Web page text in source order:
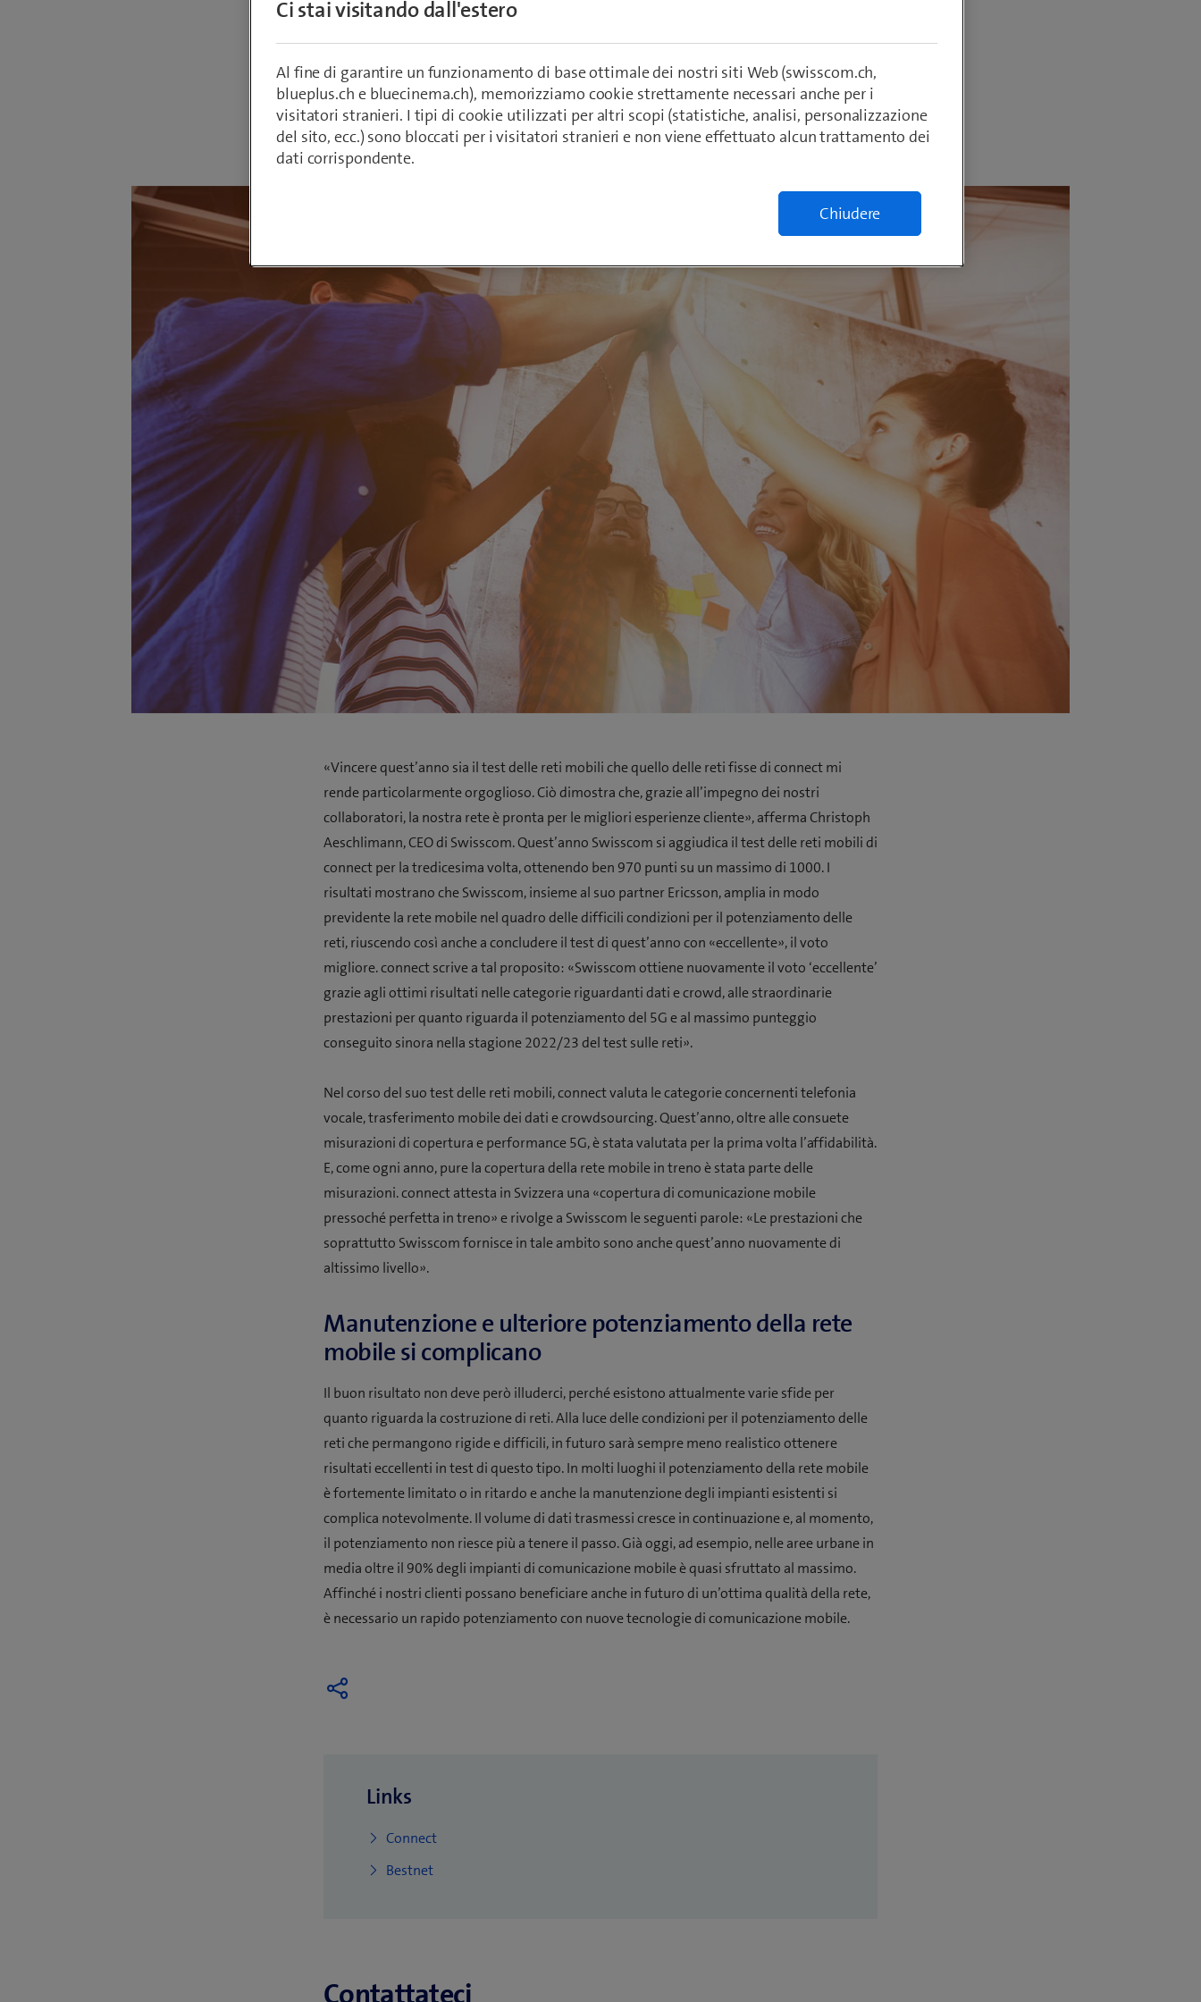
1000 e ottiene così il risultato migliore nel confronto svizzero
e in quello internazionale con la Germania e l’Austria.
Da Armin Schädeli
29 novembre 2022
«Vincere quest’anno sia il test delle reti mobili che quello delle reti fisse di connect mi
rende particolarmente orgoglioso. Ciò dimostra che, grazie all’impegno dei nostri
collaboratori, la nostra rete è pronta per le migliori esperienze cliente», afferma Christoph
Aeschlimann, CEO di Swisscom. Quest’anno Swisscom si aggiudica il test delle reti mobili di
connect per la tredicesima volta, ottenendo ben 970 punti su un massimo di 1000. I
risultati mostrano che Swisscom, insieme al suo partner Ericsson, amplia in modo
previdente la rete mobile nel quadro delle difficili condizioni per il potenziamento delle
reti, riuscendo così anche a concludere il test di quest’anno con «eccellente», il voto
migliore. connect scrive a tal proposito: «Swisscom ottiene nuovamente il voto ‘eccellente’
grazie agli ottimi risultati nelle categorie riguardanti dati e crowd, alle straordinarie
prestazioni per quanto riguarda il potenziamento del 5G e al massimo punteggio
conseguito sinora nella stagione 2022/23 del test sulle reti».
Nel corso del suo test delle reti mobili, connect valuta le categorie concernenti telefonia
vocale, trasferimento mobile dei dati e crowdsourcing. Quest’anno, oltre alle consuete
misurazioni di copertura e performance 5G, è stata valutata per la prima volta l’affidabilità.
E, come ogni anno, pure la copertura della rete mobile in treno è stata parte delle
misurazioni. connect attesta in Svizzera una «copertura di comunicazione mobile
pressoché perfetta in treno» e rivolge a Swisscom le seguenti parole: «Le prestazioni che
soprattutto Swisscom fornisce in tale ambito sono anche quest’anno nuovamente di
altissimo livello».
Manutenzione e ulteriore potenziamento della rete
mobile si complicano
Il buon risultato non deve però illuderci, perché esistono attualmente varie sfide per
quanto riguarda la costruzione di reti. Alla luce delle condizioni per il potenziamento delle
reti che permangono rigide e difficili, in futuro sarà sempre meno realistico ottenere
risultati eccellenti in test di questo tipo. In molti luoghi il potenziamento della rete mobile
è fortemente limitato o in ritardo e anche la manutenzione degli impianti esistenti si
complica notevolmente. Il volume di dati trasmessi cresce in continuazione e, al momento,
il potenziamento non riesce più a tenere il passo. Già oggi, ad esempio, nelle aree urbane in
media oltre il 90% degli impianti di comunicazione mobile è quasi sfruttato al massimo.
Affinché i nostri clienti possano beneficiare anche in futuro di un’ottima qualità della rete,
è necessario un rapido potenziamento con nuove tecnologie di comunicazione mobile.
Links
Connect(
n
Bestnet
Contattateci
Ci stai visitando dall'estero
Al fine di garantire un funzionamento di base ottimale dei nostri siti Web (swisscom.ch,
blueplus.ch e bluecinema.ch), memorizziamo cookie strettamente necessari anche per i
visitatori stranieri. I tipi di cookie utilizzati per altri scopi (statistiche, analisi, personalizzazione
del sito, ecc.) sono bloccati per i visitatori stranieri e non viene effettuato alcun trattamento dei
dati corrispondente.
Chiudere